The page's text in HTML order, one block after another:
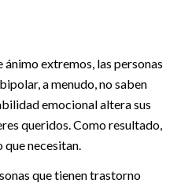
ánimo extremos, las personas
a menudo, no saben
emocional altera sus
queridos. Como resultado,
necesitan.
que tienen trastorno